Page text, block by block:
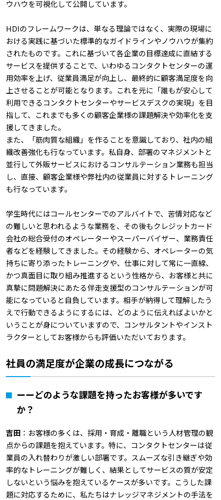
ウハウを可視化して公開しています。
HDIのフレームワークは、単なる理論ではなく、実際の現場に
おける実践に基づいた標準的なガイドラインやノウハウが集約
されたものです。これに基づいて各企業の目標達成に直結する
サービスを提供することで、いわゆるコンタクトセンターの運
用効率を上げ、従業員満足が向上し、最終的に顧客満足度を向
上させることが可能となります。これを元に「誰もが安心して
利用できるコンタクトセンターやサービスデスクの実現」を目
指して、これまでも多くの顧客企業様の課題解決や効率化を支
援してきました。
また、「筋肉質な組織」を作ることを意識しており、社内の組
織改善強化も行なっています。私自身、部署のマネジメントと
並行して外販サービスにおけるコンサルテーション業務も担当
し、直接、顧客企業様や弊社内の従業員に対するトレーニング
も行なっています。
学生時代にはコールセンターでのアルバイトで、苦情対応など
の難しいと思われるような業務を、その後もクレジットカード
会社の総合受付のオペレーターやスーパーバイザー、業務責任
者などを経験してきました。その経験から、オペレーターの気
持ちに寄り添ったトレーニングや、仕事に対して常に一直線、
かつ真面目に取り組み推進するという性格から、お客様と共に
真摯に問題解決にあたる伴走支援型のコンサルテーションが可
能になっていると自負しています。相手が納得して理解したう
えで行動できるようにするには、どのように伝えればよいかと
いうことが身についていますので、コンサルタントやインスト
ラクターとしてお客様からも評価いただいております。
社員の満足度が企業の成長につながる
ーーどのような課題を持ったお客様が多いです
か？
吉田 ：お客様の多くは、採用・育成・離職という人材管理の観
点からの課題を抱えています。特に、コンタクトセンターは従
業員の入れ替わりが激しい部署です。スムーズな引き継ぎや効
率的なトレーニングが難しく、結果としてサービスの質が安定
しないという悩みを抱えているケースが多いです。こうした課
題に対応するために、私たちはナレッジマネジメントの手法を